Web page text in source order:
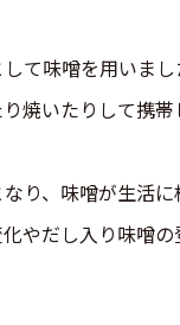
て味噌を用いま
焼いたりして携
り、味噌が生活
やだし入り味噌